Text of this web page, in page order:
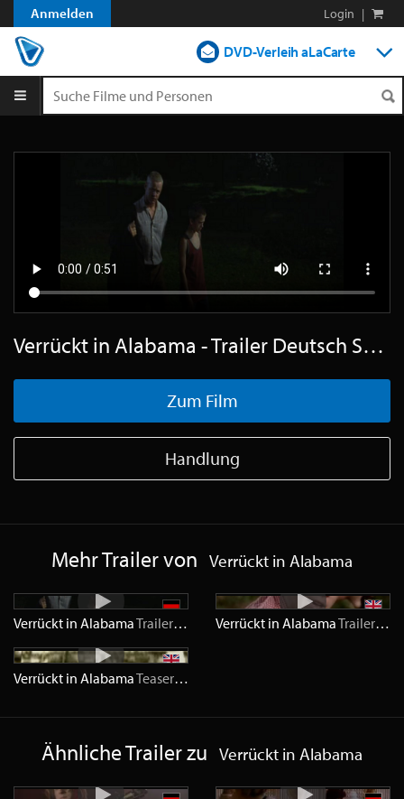
Anmelden Login |
DVD-Verleih aLaCarte
Verrückt in Alabama - Trailer Deutsch SD
Zum Film
Handlung
Mehr Trailer von Verrückt in Alabama
Verrückt in AlabamaTrailerSD Verrückt in AlabamaTrailerSD
Verrückt in AlabamaTeaserSD
Ähnliche Trailer zu Verrückt in Alabama